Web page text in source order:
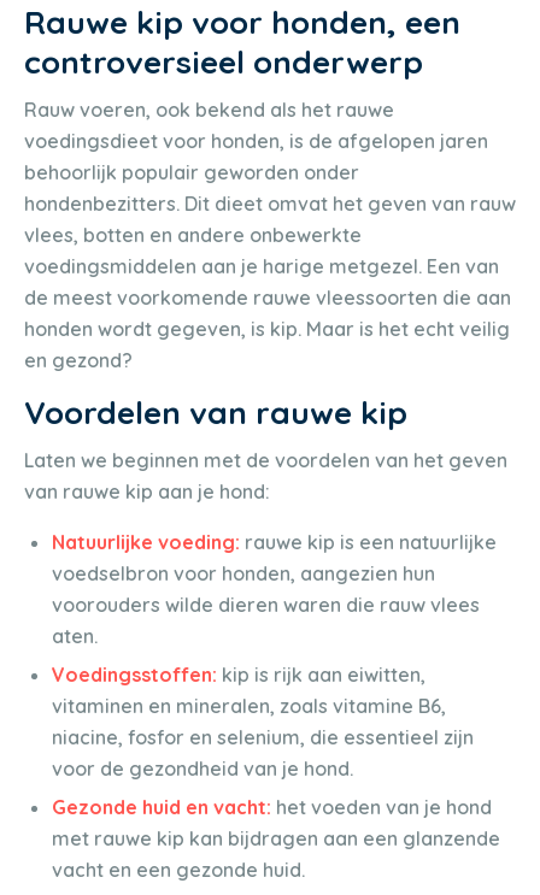
Rauwe kip voor honden, een
controversieel onderwerp
Rauw voeren, ook bekend als het rauwe
voedingsdieet voor honden, is de afgelopen jaren
behoorlijk populair geworden onder
hondenbezitters. Dit dieet omvat het geven van rauw
vlees, botten en andere onbewerkte
voedingsmiddelen aan je harige metgezel. Een van
de meest voorkomende rauwe vleessoorten die aan
honden wordt gegeven, is kip. Maar is het echt veilig
en gezond?
Voordelen van rauwe kip
Laten we beginnen met de voordelen van het geven
van rauwe kip aan je hond:
Natuurlijke voeding: rauwe kip is een natuurlijke
voedselbron voor honden, aangezien hun
voorouders wilde dieren waren die rauw vlees
aten.
Voedingsstoffen: kip is rijk aan eiwitten,
vitaminen en mineralen, zoals vitamine B6,
niacine, fosfor en selenium, die essentieel zijn
voor de gezondheid van je hond.
Gezonde huid en vacht: het voeden van je hond
met rauwe kip kan bijdragen aan een glanzende
vacht en een gezonde huid.